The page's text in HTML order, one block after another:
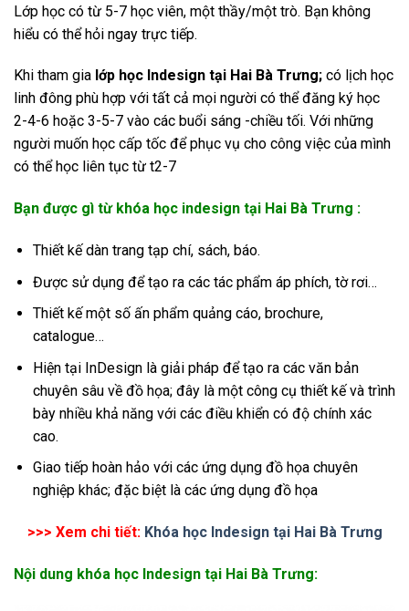
Lớp học có từ 5-7 học viên, một thầy/một trò. Bạn không
hiểu có thể hỏi ngay trực tiếp.
Khi tham gia lớp học Indesign tại Hai Bà Trưng; có lịch học
linh đông phù hợp với tất cả mọi người có thể đăng ký học
2-4-6 hoặc 3-5-7 vào các buổi sáng -chiều tối. Với những
người muốn học cấp tốc để phục vụ cho công việc của mình
có thể học liên tục từ t2-7
Bạn được gì từ khóa học indesign tại Hai Bà Trưng :
Thiết kế dàn trang tạp chí, sách, báo.
Được sử dụng để tạo ra các tác phẩm áp phích, tờ rơi…
Thiết kế một số ấn phẩm quảng cáo, brochure,
catalogue…
Hiện tại InDesign là giải pháp để tạo ra các văn bản
chuyên sâu về đồ họa; đây là một công cụ thiết kế và trình
bày nhiều khả năng với các điều khiển có độ chính xác
cao.
Giao tiếp hoàn hảo với các ứng dụng đồ họa chuyên
nghiệp khác; đặc biệt là các ứng dụng đồ họa
>>> Xem chi tiết: Khóa học Indesign tại Hai Bà Trưng
Nội dung khóa học Indesign tại Hai Bà Trưng: